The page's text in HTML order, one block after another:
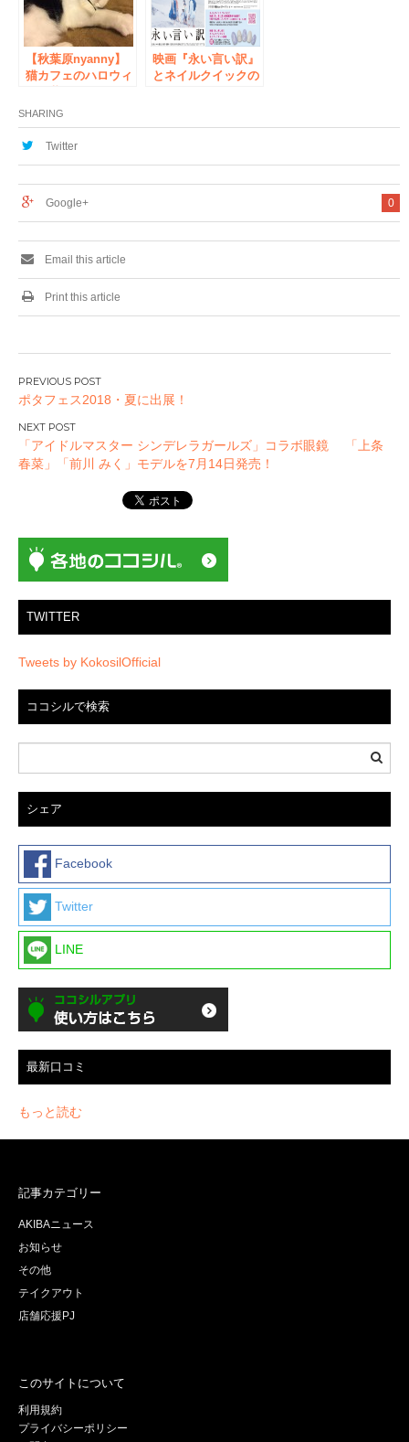
【秋葉原nyanny】
猫カフェのハロウィ
映画『永い言い訳』
とネイルクイックの
SHARING
Twitter
0
Google+
Email this article
Print this article
投
稿
ナ
ビ
ゲ
ョ
ン
ポタフェス2018・夏に出展！
「アイドルマスター シンデレラガールズ」コラボ眼鏡 「上条
春菜」「前川 みく」モデルを7月14日発売！
TWITTER
Tweets by KokosilOfficial
ココシルで検索
シェア
Facebook
Twitter
LINE
最新口コミ
もっと読む
記事カテゴリー
AKIBAニュース
お知らせ
その他
テイクアウト
店舗応援PJ
このサイトについて
利用規約
プライバシーポリシー